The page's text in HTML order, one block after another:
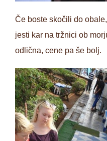
Če boste skočili do
jesti kar na tržnici ob
odlična, cene pa še bolj.